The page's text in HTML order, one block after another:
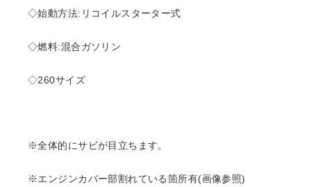
◇始動方法:リコイルスターター式
◇燃料:混合ガソリン
◇260サイズ
※全体的にサビが目立ちます。
※エンジンカバー部割れている箇所有(画像参照)